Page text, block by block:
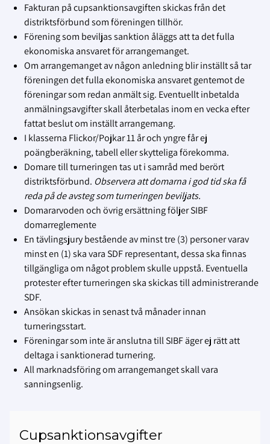
Fakturan på cupsanktionsavgiften skickas från det
distriktsförbund som föreningen tillhör.
Förening som beviljas sanktion åläggs att ta det fulla
ekonomiska ansvaret för arrangemanget.
Om arrangemanget av någon anledning blir inställt så tar
föreningen det fulla ekonomiska ansvaret gentemot de
föreningar som redan anmält sig. Eventuellt inbetalda
anmälningsavgifter skall återbetalas inom en vecka efter
fattat beslut om inställt arrangemang.
I klasserna Flickor/Pojkar 11 år och yngre får ej
poängberäkning, tabell eller skytteliga förekomma.
Domare till turneringen tas ut i samråd med berört
distriktsförbund. Observera att domarna i god tid ska få
reda på de avsteg som turneringen beviljats.
Domararvoden och övrig ersättning följer SIBF
domarreglemente
En tävlingsjury bestående av minst tre (3) personer varav
minst en (1) ska vara SDF representant, dessa ska finnas
tillgängliga om något problem skulle uppstå. Eventuella
protester efter turneringen ska skickas till administrerande
SDF.
Ansökan skickas in senast två månader innan
turneringsstart.
Föreningar som inte är anslutna till SIBF äger ej rätt att
deltaga i sanktionerad turnering.
All marknadsföring om arrangemanget skall vara
sanningsenlig.
Cupsanktionsavgifter